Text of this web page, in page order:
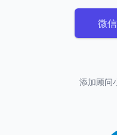
微信
添加顾问